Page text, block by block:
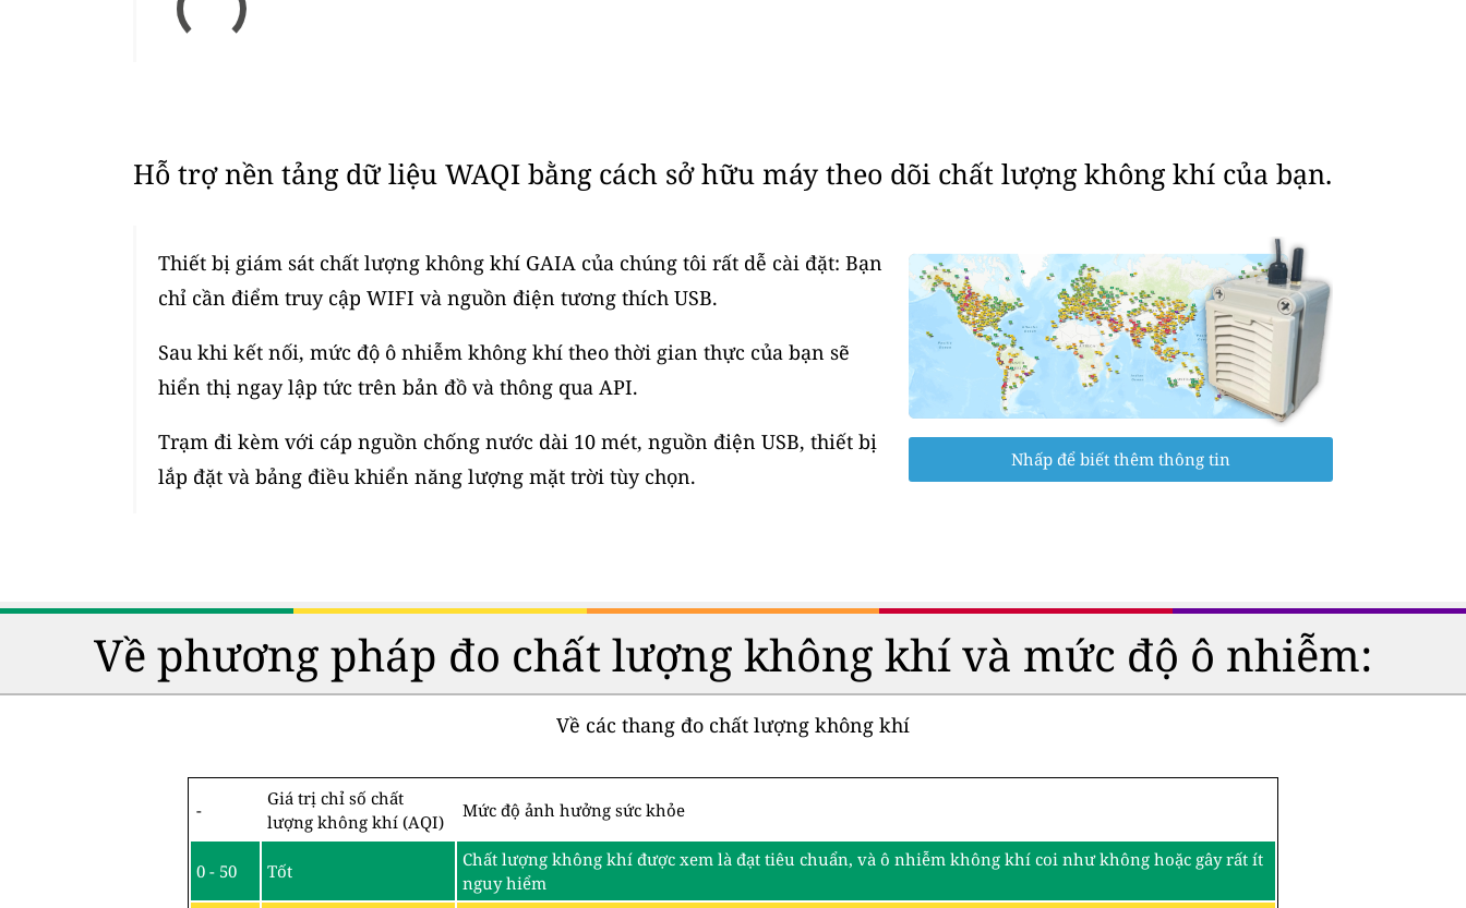
Hỗ trợ nền tảng dữ liệu WAQI bằng cách sở hữu máy theo dõi chất lượng không khí của bạn.
Thiết bị giám sát chất lượng không khí GAIA của chúng tôi rất dễ cài đặt: Bạn
chỉ cần điểm truy cập WIFI và nguồn điện tương thích USB.
Sau khi kết nối, mức độ ô nhiễm không khí theo thời gian thực của bạn sẽ
hiển thị ngay lập tức trên bản đồ và thông qua API.
Trạm đi kèm với cáp nguồn chống nước dài 10 mét, nguồn điện USB, thiết bị
lắp đặt và bảng điều khiển năng lượng mặt trời tùy chọn.
Nhấp để biết thêm thông tin
Về phương pháp đo chất lượng không khí và mức độ ô nhiễm:
Về các thang đo chất lượng không khí
-
Giá trị chỉ số chất
lượng không khí (AQI)
Mức độ ảnh hưởng sức khỏe
0 - 50 Tốt
Chất lượng không khí được xem là đạt tiêu chuẩn, và ô nhiễm không khí coi như không hoặc gây rất ít
nguy hiểm